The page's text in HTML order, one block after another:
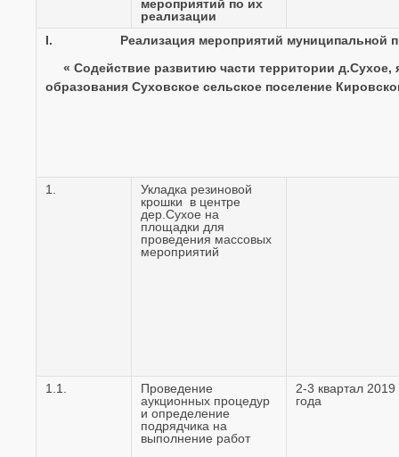
мероприятий по их
реализации
I. Реализация мероприятий муниципальной
« Содействие развитию части территории
образования Суховское сельское поселение
1.
Укладка резиновой
крошки в центре
дер.Сухое на
площадки для
проведения массовых
мероприятий
1.1.
Проведение
аукционных процедур
и определение
подрядчика на
выполнение работ
2-3 квартал 2019
года